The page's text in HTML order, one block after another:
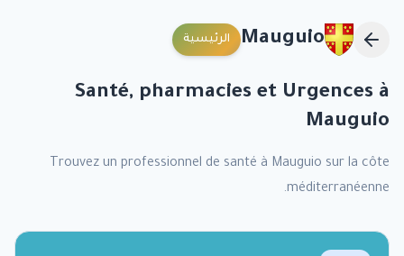
Mauguio الرئيسية
Santé, pharmacies et Urgences à
Mauguio
Trouvez un professionnel de santé à Mauguio sur la côte
méditerranéenne.